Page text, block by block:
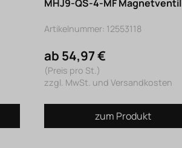
MHJ9-QS-4-MF Magnetventil
Artikelnummer: 12553118
ab 54,97 €
(Preis pro St.)
zzgl. MwSt. und Versandkosten
zum Produkt